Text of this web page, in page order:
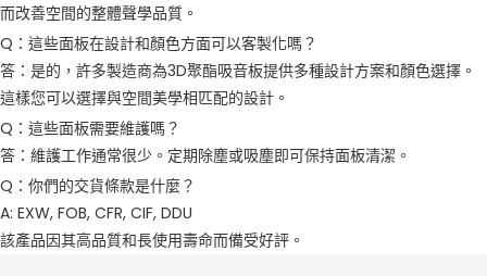
而改善空間的整體聲學品質。
Q：這些面板在設計和顏色方面可以客製化嗎？
答：是的，許多製造商為3D聚酯吸音板提供多種設計方案和顏色選擇。
這樣您可以選擇與空間美學相匹配的設計。
Q：這些面板需要維護嗎？
答：維護工作通常很少。定期除塵或吸塵即可保持面板清潔。
Q：你們的交貨條款是什麼？
A: EXW, FOB, CFR, CIF, DDU
該產品因其高品質和長使用壽命而備受好評。